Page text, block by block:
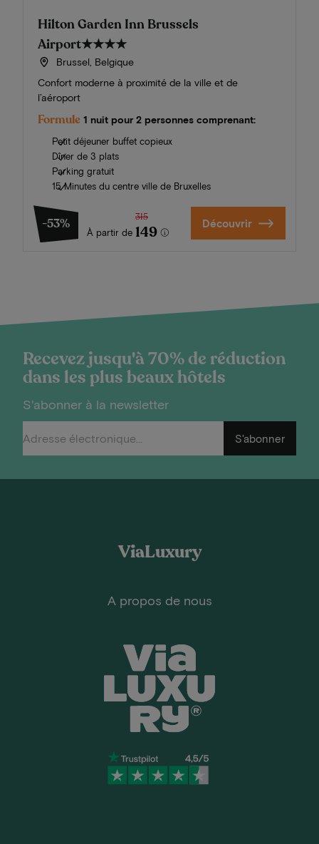
Hilton Garden Inn Brussels
Airport★★★★
Brussel, Belgique
Confort moderne à proximité de la ville et de
l’aéroport
Formule 1 nuit pour 2 personnes comprenant:
Petit déjeuner buffet copieux
Dîner de 3 plats
Parking gratuit
15 Minutes du centre ville de Bruxelles
-53%
À partir de
315
149 Découvrir
Recevez jusqu'à 70% de réduction
dans les plus beaux hôtels
S'abonner à la newsletter
S'abonner
ViaLuxury
A propos de nous